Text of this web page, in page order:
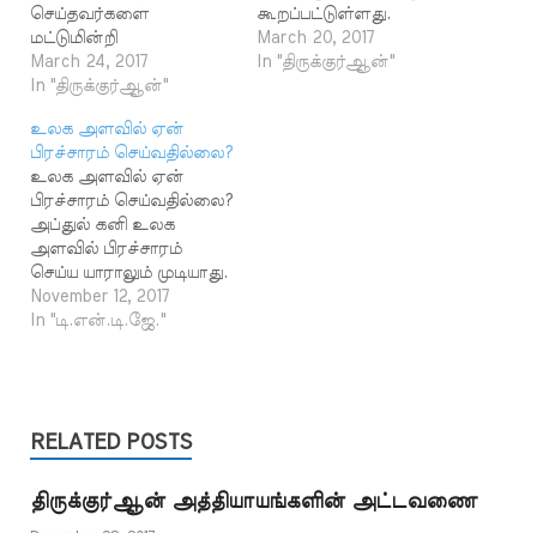
செய்தவர்களை
மட்டுமின்றி
மற்றவர்களையும் தாக்கும்
என்று கூறுகிறது.
இறைவன் தண்டிப்பதில்
நியாயம் இருக்கிறது.
அநியாயம்
செய்யாதவர்களை
இறைவன் ஏன் தண்டிக்க
வேண்டும் என்ற
சந்தேகம் சிலருக்கு
ஏற்படலாம். இந்தச்
சந்தேகத்தைத்
சனிக்கிழமை மீன்
கட்டளையிடப்பட்ட
சமுதாயத்தினர், மூன்று
March 24, 2017
In "திருக்குர்ஆன்"
கூறப்பட்டுள்ளது.
"ஒற்றுமை எனும்
கயிற்றைப் பற்றிப் பிடித்துக்
வாதத்துக்கு
March 20, 2017
In "திருக்குர்ஆன்"
உலக அளவில் ஏன்
பிரச்சாரம் செய்வதில்லை?
உலக அளவில் ஏன்
பிரச்சாரம் செய்வதில்லை?
அப்துல் கனி உலக
அளவில் பிரச்சாரம்
செய்ய யாராலும் முடியாது.
ஆங்கிலத்தில் பிரச்சாரம்
செய்தால் அது உலக
அதிகமாக உள்ளனர்.
அதே சமயத்தில்
ஆங்கிலத்தில் பிரச்சாரம்
செய்தால் எல்லா மொழி
November 12, 2017
In "டி.என்.டி.ஜே."
RELATED POSTS
திருக்குர்ஆன் அத்தியாயங்களின் அட்டவணை